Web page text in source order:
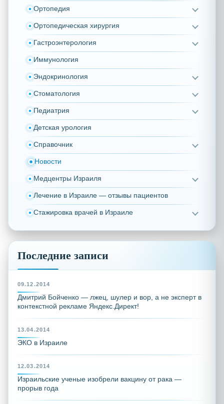
Ортопедия
Ортопедическая хирургия
Гастроэнтерология
Иммунология
Эндокринология
Стоматология
Педиатрия
Детская урология
Справочник
Новости
Медцентры Израиля
Лечение в Израиле — отзывы пациентов
Стажировка врачей в Израиле
Последние записи
09.12.2014
Дмитрий Бойченко — лжец, шулер и вор, а не эксперт в
контекстной рекламе Яндекс.Директ!
13.04.2014
ЭКО в Израиле
12.03.2014
Израильские ученые изобрели вакцину от рака —
прорыв года